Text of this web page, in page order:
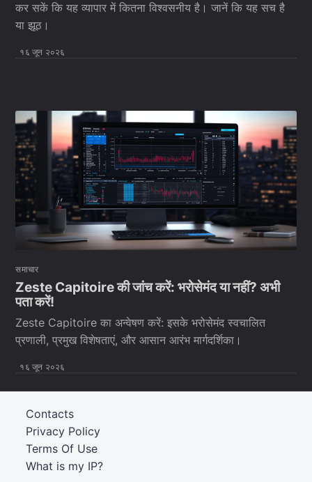
कर सकें कि यह व्यापार में कितना विश्वसनीय है। जानें कि यह सच है
या झूठ।
१६ जून २०२६
समाचार
Zeste Capitoire की जांच करें: भरोसेमंद या नहीं? अभी
पता करें!
Zeste Capitoire का अन्वेषण करें: इसके भरोसेमंद स्वचालित
प्रणाली, प्रमुख विशेषताएं, और आसान आरंभ मार्गदर्शिका।
१६ जून २०२६
What is my IP?
Terms Of Use
Privacy Policy
Contacts